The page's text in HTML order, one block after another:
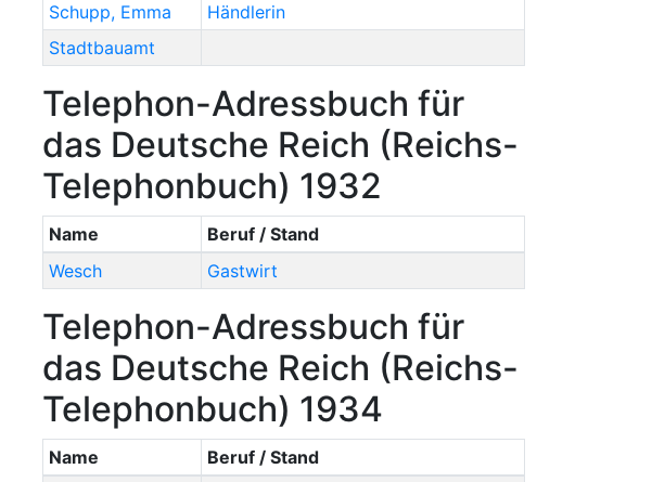
Schupp, Emma
Händlerin
Stadtbauamt
Telephon-Adressbuch für
das Deutsche Reich (Reichs-
Telephonbuch) 1932
Name
Beruf / Stand
Wesch
Gastwirt
Telephon-Adressbuch für
das Deutsche Reich (Reichs-
Telephonbuch) 1934
Name
Beruf / Stand